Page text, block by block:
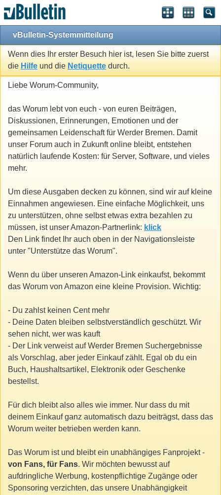
vBulletin-Systemmitteilung
Wenn dies Ihr erster Besuch hier ist, lesen Sie bitte zuerst
die Hilfe und die Netiquette durch.
Liebe Worum-Community,
das Worum lebt von euch - von euren Beiträgen,
Diskussionen, Erinnerungen, Emotionen und der
gemeinsamen Leidenschaft für Werder Bremen. Damit
unser Forum auch in Zukunft online bleibt, entstehen
natürlich laufende Kosten: für Server, Software, und vieles
mehr.
Um diese Ausgaben decken zu können, sind wir auf kleine
Einnahmen angewiesen. Eine einfache Möglichkeit, uns
zu unterstützen, ohne selbst etwas extra bezahlen zu
müssen, ist unser Amazon-Partnerlink: klick
Den Link findet Ihr auch oben in der Navigationsleiste
unter "Unterstütze das Worum".
Wenn du über unseren Amazon-Link einkaufst, bekommt
das Worum von Amazon eine kleine Provision. Wichtig:
- Du zahlst keinen Cent mehr
- Deine Daten bleiben selbstverständlich geschützt. Wir
sehen nicht, wer was kauft
- Der Link verweist auf Werder Bremen Suchergebnisse
als Vorschlag, aber jeder Einkauf zählt. Egal ob du ein
Buch, Haushaltsartikel, Elektronik oder Geschenke
bestellst.
Für dich bleibt also alles wie immer. Nur dass du mit
deinem Einkauf ganz automatisch dazu beiträgst, dass das
Worum weiter betrieben werden kann.
Das Worum ist und bleibt ein unabhängiges Fanprojekt -
von Fans, für Fans. Wir möchten bewusst auf
aufdringliche Werbung, kostenpflichtige Zugänge oder
Sponsoring verzichten, das unsere Unabhängigkeit